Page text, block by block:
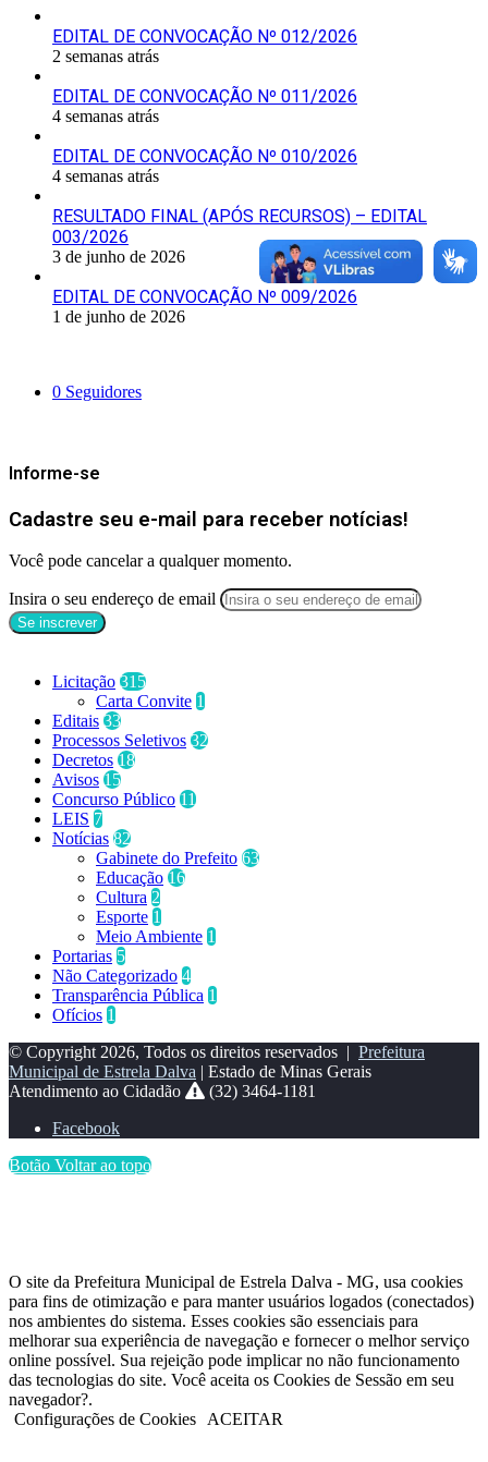
EDITAL DE CONVOCAÇÃO Nº 012/2026
2 semanas atrás
EDITAL DE CONVOCAÇÃO Nº 011/2026
4 semanas atrás
EDITAL DE CONVOCAÇÃO Nº 010/2026
4 semanas atrás
RESULTADO FINAL (APÓS RECURSOS) – EDITAL
003/2026
3 de junho de 2026
EDITAL DE CONVOCAÇÃO Nº 009/2026
1 de junho de 2026
0 Seguidores
Informe-se
Cadastre seu e-mail para receber notícias!
Você pode cancelar a qualquer momento.
Insira o seu endereço de email
Licitação 315
Carta Convite 1
Editais 33
Processos Seletivos 32
Decretos 18
Avisos 15
Concurso Público 11
LEIS 7
Notícias 82
Gabinete do Prefeito 63
Educação 16
Cultura 2
Esporte 1
Meio Ambiente 1
Portarias 5
Não Categorizado 4
Transparência Pública 1
Ofícios 1
© Copyright 2026, Todos os direitos reservados | Prefeitura
Municipal de Estrela Dalva | Estado de Minas Gerais
Atendimento ao Cidadão
(32) 3464-1181
Facebook
Botão Voltar ao topo
O site da Prefeitura Municipal de Estrela Dalva - MG, usa cookies
para fins de otimização e para manter usuários logados (conectados)
nos ambientes do sistema. Esses cookies são essenciais para
melhorar sua experiência de navegação e fornecer o melhor serviço
online possível. Sua rejeição pode implicar no não funcionamento
das tecnologias do site. Você aceita os Cookies de Sessão em seu
navegador?.
Configurações de Cookies
ACEITAR